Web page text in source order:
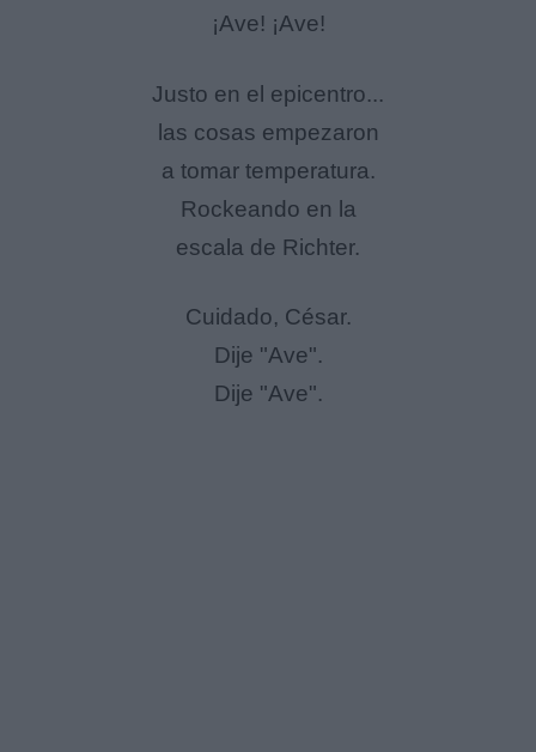
¡Ave! ¡Ave!
Justo en el epicentro...
las cosas empezaron
a tomar temperatura.
Rockeando en la
escala de Richter.
Cuidado, César.
Dije "Ave".
Dije "Ave".